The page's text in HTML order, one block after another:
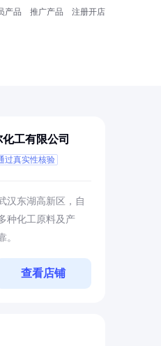
产品 推广产品 注册开店
工有限公司
过真实性核验
汉东湖高新区，自
种化工原料及产
。
查看店铺